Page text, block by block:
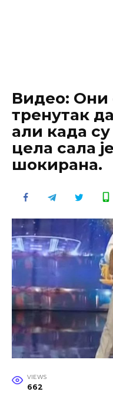
Видео: Они
тренутак
али када
цела сала
шокирана.
VIEWS
662